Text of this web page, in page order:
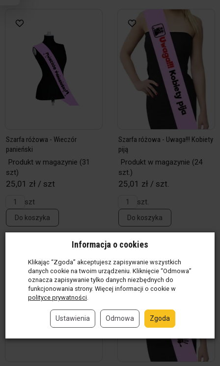
Szarfa różowa - Wieczór
panieński
Produkt w magazynie (31
szt)
25,01 zł / szt
szt
Do koszyka
Szarfa różowa - Uwaga!!! Kobiety
piją
Produkt w magazynie (24
szt.)
25,01 zł / szt.
szt.
Do koszyka
Informacja o cookies
Klikając “Zgoda” akceptujesz zapisywanie wszystkich
danych cookie na twoim urządzeniu. Kliknięcie “Odmowa”
oznacza zapisywanie tylko danych niezbędnych do
funkcjonowania strony. Więcej informacji o cookie w
polityce prywatności
Ustawienia Odmowa Zgoda